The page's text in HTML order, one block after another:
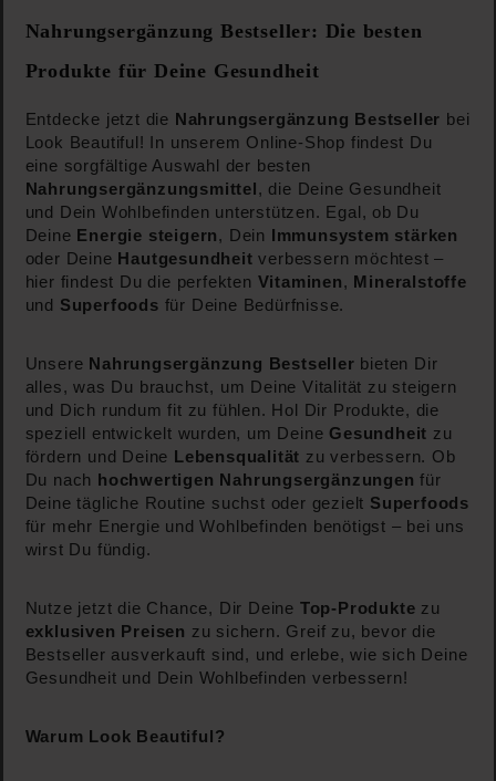
Nahrungsergänzung Bestseller: Die besten
Produkte für Deine Gesundheit
Entdecke jetzt die Nahrungsergänzung Bestseller bei
Look Beautiful! In unserem Online-Shop findest Du
eine sorgfältige Auswahl der besten
Nahrungsergänzungsmittel , die Deine Gesundheit
und Dein Wohlbefinden unterstützen. Egal, ob Du
Deine Energie steigern, Dein
Immunsystem stärken
oder Deine Hautgesundheit verbessern möchtest –
hier findest Du die perfekten Vitaminen, Mineralstoffe
und Superfoods für Deine Bedürfnisse.
Unsere Nahrungsergänzung Bestseller bieten Dir
alles, was Du brauchst, um Deine Vitalität zu steigern
und Dich rundum fit zu fühlen. Hol Dir Produkte, die
speziell entwickelt wurden, um Deine Gesundheit zu
fördern und Deine Lebensqualität zu verbessern. Ob
Du nach
hochwertigen Nahrungsergänzungen für
Deine tägliche Routine suchst oder gezielt Superfoods
für mehr Energie und Wohlbefinden benötigst – bei uns
wirst Du fündig.
Nutze jetzt die Chance, Dir Deine Top-Produkte zu
exklusiven Preisen zu sichern. Greif zu, bevor die
Bestseller ausverkauft sind, und erlebe, wie sich Deine
Gesundheit und Dein Wohlbefinden verbessern!
Warum Look Beautiful?